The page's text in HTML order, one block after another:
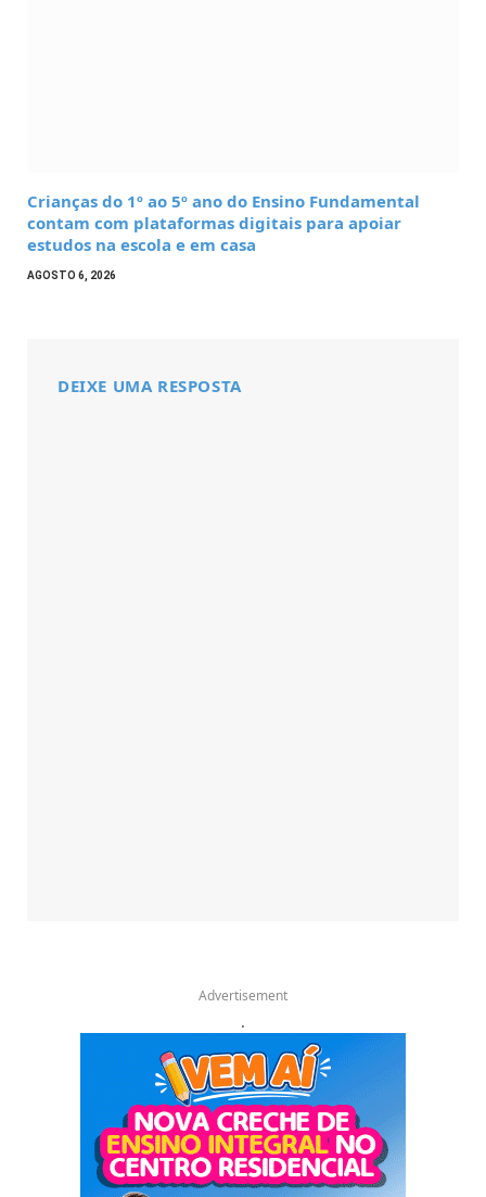
Crianças do 1º ao 5º ano do Ensino Fundamental
contam com plataformas digitais para apoiar
estudos na escola e em casa
AGOSTO 6, 2026
DEIXE UMA RESPOSTA
Advertisement
.